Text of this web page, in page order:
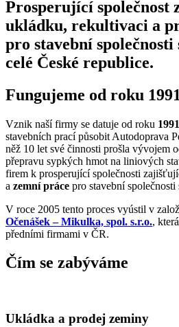
Prosperující
ukládku, rekultivaci a
pro stavební společnosti
celé České republice.
Fungujeme od roku 1991
Vznik naší firmy se datuje od roku 1991
stavebních prací působit Autodoprava
něž 10 let své činnosti prošla vývojem
přepravu sypkých hmot na liniových
firem k prosperující společnosti
a zemní práce pro stavební
V roce 2005 tento proces vyústil v
Očenášek – Mikulka, spol. s.r.o.,
předními firmami v ČR.
Čím se zabýváme
Ukládka a prodej zeminy